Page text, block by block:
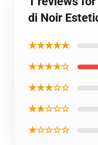
di Noir
★★★★★
★★★★☆
★★★☆☆
★★☆☆☆
★☆☆☆☆